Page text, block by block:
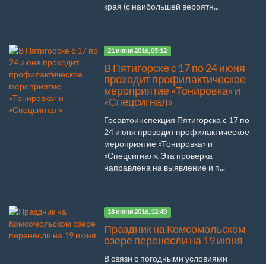
края (с наибольшей вероятн...
21 июня 2016, 05:12
В Пятигорске с 17 по 24 июня
проходит профилактическое
мероприятие «Тонировка» и
«Спецсигнал»
Госавтоинспекция Пятигорска с 17 по
24 июня проводит профилактическое
мероприятие «Тонировка» и
«Спецсигнал». Эта проверка
направлена на выявление и п...
18 июня 2016, 12:40
Праздник на Комсомольском
озере перенесли на 19 июня
В связи с погодными условиями